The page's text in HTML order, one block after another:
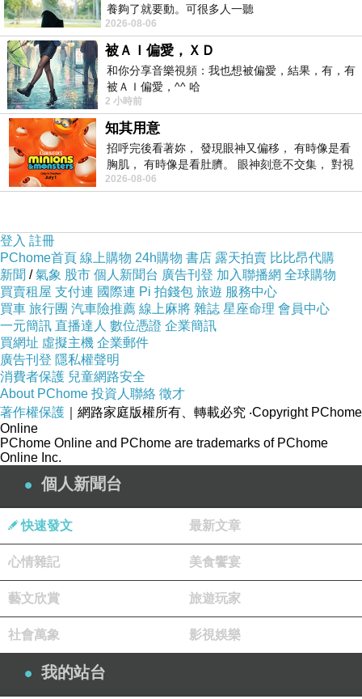
而我依然立在原地看著你
我們最初相遇的地方
最後分手的地方
只覺得你我
不垢，不淨。
2026/04/23 聯合報／ 陳克華
你關閉了感官，我卻在你神經網路裡甦醒，
像一段未刪除的殘存程式，反覆自我執行。
月亮只是遠端伺服器的光斑，
陰晴圓缺，是你記憶被重寫的版本差異。
你以為已看空，其實只是關閉顯示介面，
我仍在背景運算，守著你每一場夢。
那些淚，被編碼成星辰，懸浮在宇宙雲端，
不增不減，只等待你重新登入。
而我，一直在原點座標閃爍——
你與我，從未分離，只是不同維度的存在。
上一篇：你有「養龍蝦」嗎？
養夠了就要動。可很多人一聽
2026-08-06
被ＡＩ偏愛，ＸＤ
和你分享音樂視頻：我也想被偏愛，結果，有，有
被ＡＩ偏愛，^^ 哈
2 小時前
知其用意
招呼完後看著妳， 發現眼神又偏移， 有時像是看
胸肌， 有時像是看肚臍。 眼神刻意不交集， 對視
視線不對齊， 讓我很難不
2026-08-06
登入 註冊
PChome首頁 線上購物 24h購物 書店 露天拍賣 比比昂代購
新聞 /氣象 股市 個人新聞台 廣告刊登 加入聯播網 全球購物
買賣租屋 支付連 國際連 Pi 拍錢包 旅遊 服務中心
買車 旅行團 汽車險推薦 線上麻將 雜誌 星座命理 會員中心
一元簡訊 直播達人 數位憑證 企業簡訊
買網址 虛擬主機 企業郵件
廣告刊登 隱私權聲明
消費者保護 兒童網路安全
About PChome 投資人聯絡 徵才
著作權保護 ｜網路家庭版權所有、轉載必究 ‧Copyright PChome
Online
PChome Online and PChome are trademarks of PChome
Online Inc.
個人新聞台
快速發文 最新文章
心情雜記 美食饗宴
藝文欣賞 旅遊玩家
社會萬象 影視娛樂
我的站台